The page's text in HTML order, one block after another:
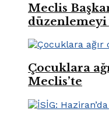
Meclis
düzenlemeyi
Çocuklara
Meclis’te